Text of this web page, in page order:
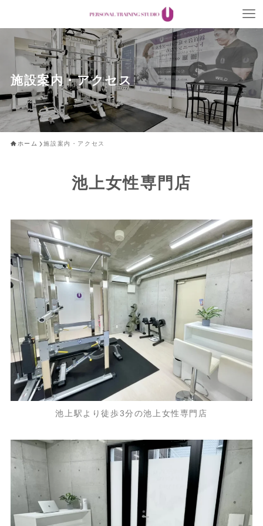
施設案内・アクセス
ホーム 施設案内・アクセス
池上女性専門店
池上駅より徒歩3分の池上女性専門店